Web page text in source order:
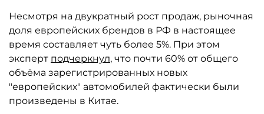
Несмотря на двукратный рост продаж, рыночная
доля европейских брендов в РФ в настоящее
время составляет чуть более 5%. При этом
эксперт подчеркнул, что почти 60% от общего
объёма зарегистрированных новых
"европейских" автомобилей фактически были
произведены в Китае.